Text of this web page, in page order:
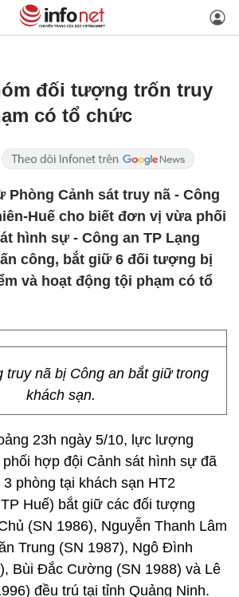
đối tượng trốn truy
có tổ chức
Phòng Cảnh sát truy nã - Công
Huế cho biết đơn vị vừa phối
hình sự - Công an TP Lạng
công, bắt giữ 6 đối tượng bị
và hoạt động tội phạm có tổ
truy nã bị Công an bắt giữ trong
khách sạn.
23h ngày 5/10, lực lượng
hợp đội Cảnh sát hình sự đã
phòng tại khách sạn HT2
Huế) bắt giữ các đối tượng
(SN 1986), Nguyễn Thanh Lâm
Trung (SN 1987), Ngô Đình
Bùi Đắc Cường (SN 1988) và Lê
đều trú tại tỉnh Quảng Ninh.